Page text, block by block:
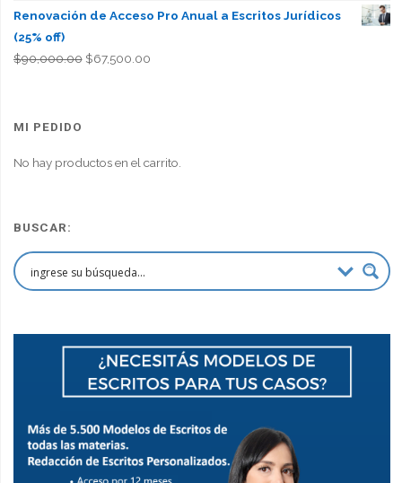
Renovación de Acceso Pro Anual a Escritos Jurídicos
(25% off)
$90,000.00 El
$67,500.00El
MI PEDIDO
No hay productos en el carrito.
BUSCAR: